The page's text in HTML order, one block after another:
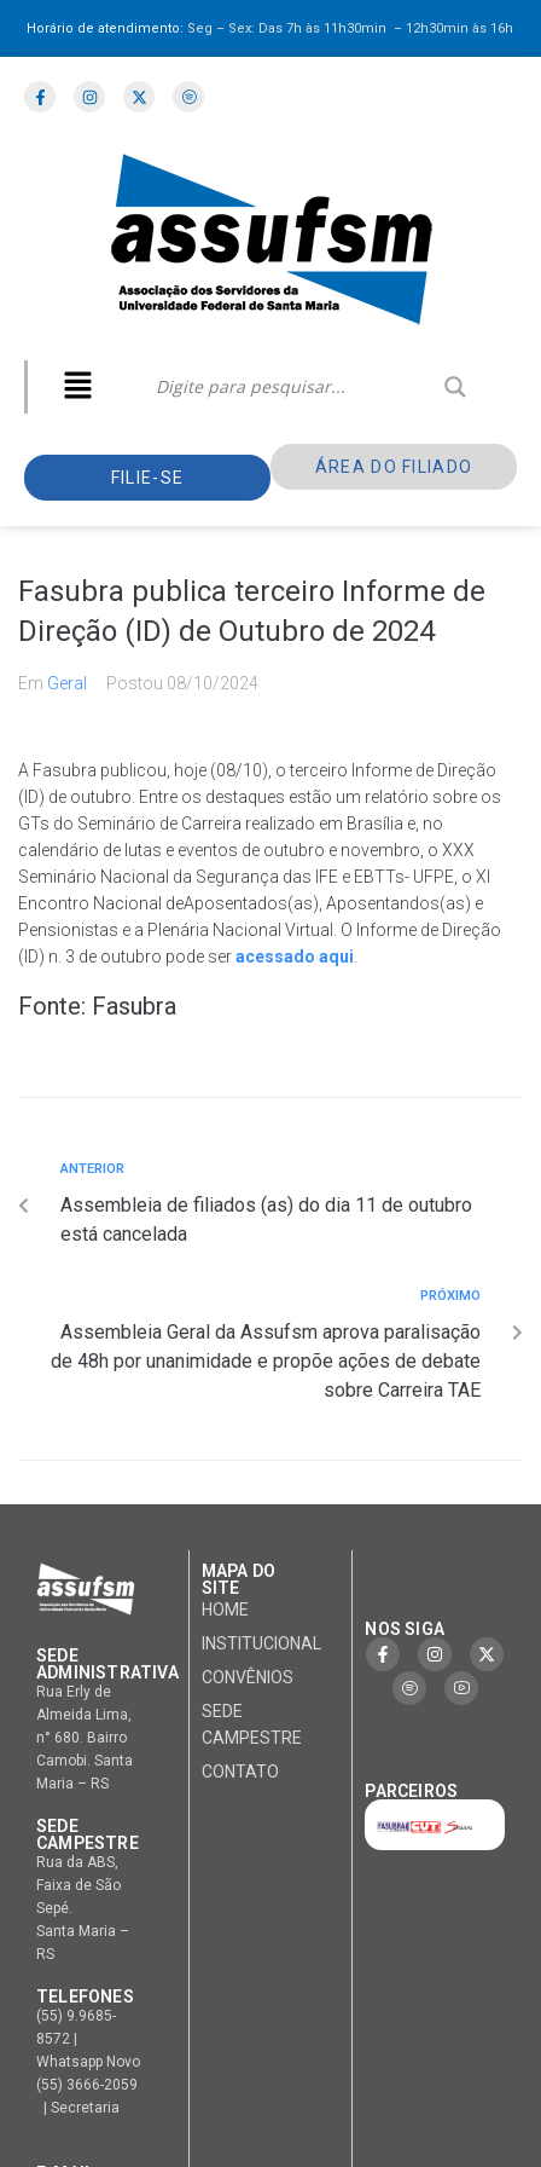
Horário de atendimento: Seg – Sex: Das 7h às 11h30min – 12h30minàs 16h
FILIE-SE
ÁREA DO FILIADO
Fasubra publica terceiro Informe de
Direção (ID) de Outubro de 2024
Em Geral Postou 08/10/2024
A Fasubra publicou, hoje (08/10), o terceiro Informe de Direção
(ID) de outubro. Entre os destaques estão um relatório sobre os
GTs do Seminário de Carreira realizado em Brasília e, no
calendário de lutas e eventos de outubro e novembro, o XXX
Seminário Nacional da Segurança das IFE e EBTTs- UFPE, o XI
Encontro Nacional deAposentados(as), Aposentandos(as) e
Pensionistas e a Plenária Nacional Virtual. O Informe de Direção
(ID) n. 3 de outubro pode seracessado aqui.
Fonte: Fasubra
ANTERIOR
Assembleia de filiados (as) do dia 11 de outubro
está cancelada
PRÓXIMO
Assembleia Geral da Assufsm aprova paralisação
de 48h por unanimidade e propõe ações de debate
sobre Carreira TAE
SEDE
ADMINISTRATIVA
Rua Erly de
Almeida Lima,
n° 680. Bairro
Camobi. Santa
Maria – RS
SEDE
CAMPESTRE
Rua da ABS,
Faixa de São
Sepé.
Santa Maria –
RS
TELEFONES
(55) 9.9685-
8572 |
Whatsapp Novo
(55) 3666-2059
| Secretaria
MAPA DO
SITE
HOME
INSTITUCIONAL
CONVÊNIOS
SEDE
CAMPESTRE
CONTATO
NOS SIGA
PARCEIROS